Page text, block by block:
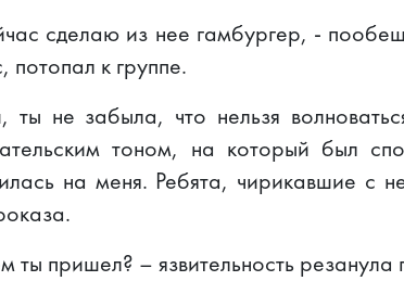
сделаю из нее гамбургер, -
потопал к группе.
не забыла, что нельзя
тоном, на который был
на меня. Ребята, чирикавшие с
ты пришел? – язвительность